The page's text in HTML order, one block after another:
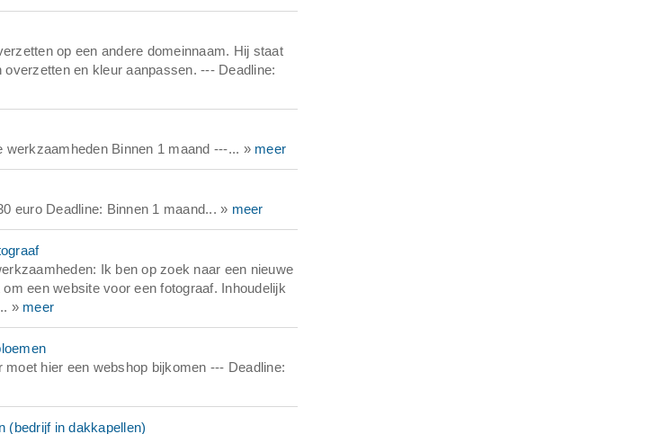
op een andere domeinnaam. Hij staat
en kleur aanpassen. --- Deadline:
werkzaamheden Binnen 1 maand ---... » meer
euro Deadline: Binnen 1 maand... » meer
Ik ben op zoek naar een nieuwe
een website voor een fotograaf. Inhoudelijk
» meer
hier een webshop bijkomen --- Deadline:
(bedrijf in dakkapellen)